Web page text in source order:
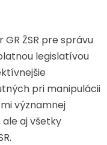
ŽSR pre správu
legislatívou
pri manipulácii
významnej
aj všetky